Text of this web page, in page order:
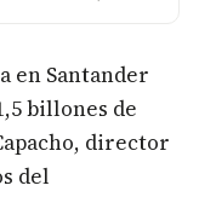
en Santander
billones de
director
del